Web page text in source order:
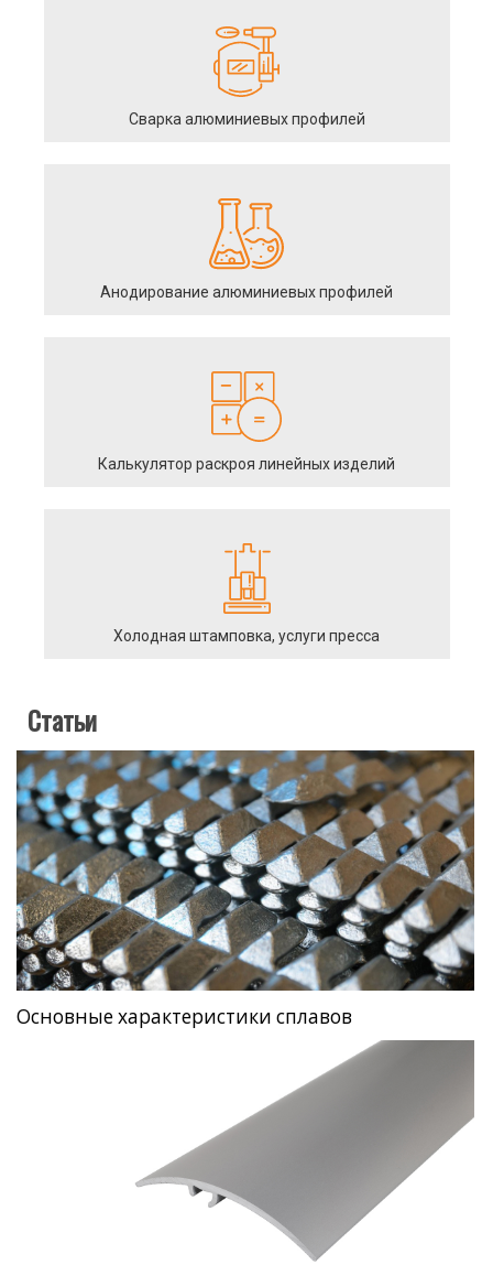
Сварка алюминиевых профилей
Анодирование алюминиевых профилей
Калькулятор раскроя линейных изделий
Холодная штамповка, услуги пресса
Статьи
Основные характеристики сплавов